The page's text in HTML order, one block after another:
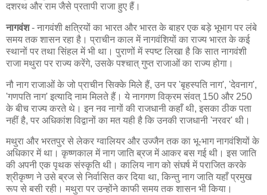
दशरथ और राम जैसे प्रतापी राजा हुए हैं।
नागवंश- नागवंशी क्षत्रियों का भारत और भारत के बाहर एक बड़े भूभाग पर लंबे
समय तक शासन रहा है। प्राचीन काल में नागवंशियों का राज्य भारत के कई
स्थानों पर तथा सिंहल में भी था। पुराणों में स्पष्ट लिखा है कि सात नागवंशी
राजा मथुरा पर राज्य करेंगे, उसके पश्चात् गुप्त राजाओं का राज्य होगा।
नौ नाग राजाओं के जो प्राचीन सिक्के मिले हैं, उन पर 'बृहस्पति नाग', 'देवनाग',
'गणपति नाग' इत्यादि नाम मिलते हैं। ये नागगण विक्रम संवत् 150 और 250
के बीच राज्य करते थे। इन नव नागों की राजधानी कहाँ थी, इसका ठीक पता
नहीं है, पर अधिकांश विद्वानों का मत यही है कि उनकी राजधानी 'नरवर' थी।
मथुरा और भरतपुर से लेकर ग्वालियर और उज्जैन तक का भू-भाग नागवंशियों के
अधिकार में था। कृष्णकाल में नाग जाति ब्रज में आकर बस गई थी। इस जाति
की अपनी एक पृथक संस्कृति थी। कालिय नाग को संघर्ष में पराजित करके
श्रीकृष्ण ने उसे ब्रज से निर्वासित कर दिया था, किन्तु नाग जाति यहाँ प्रमुख
रूप से बसी रही। मथुरा पर उन्होंने काफी समय तक शासन भी किया।